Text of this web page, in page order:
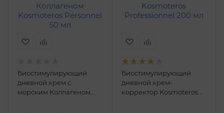
Биостимулирующий
дневной крем с
морским Коллагеном
Биостимулирующий
дневной крем‐
корректор Kosmoteros